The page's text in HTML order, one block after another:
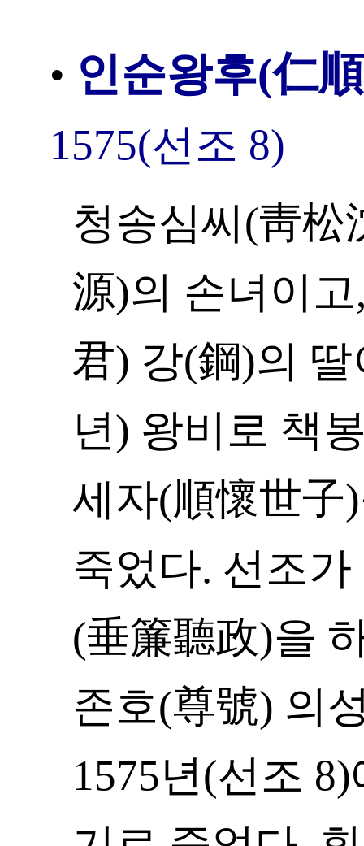
• 인순왕후(仁
1575(선조 8)
청송심씨(靑松
源)의 손녀이
君) 강(鋼)의
년) 왕비로 책
세자(順懷世子
죽었다. 선조
(垂簾聽政)을
존호(尊號) 의
1575년(선조